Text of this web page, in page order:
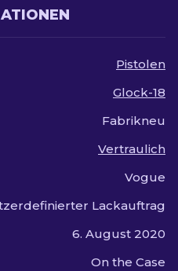
Pistolen
Glock-18
Fabrikneu
Vertraulich
Vogue
Lackauftrag
6. August 2020
On the Case